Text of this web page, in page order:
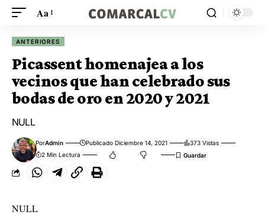
Aa
ANTERIORES
Picassent homenajea a los
vecinos que han celebrado sus
bodas de oro en 2020 y 2021
NULL
PorAdmin Publicado Diciembre 14, 2021
373 Vistas
2 Min Lectura
NULL